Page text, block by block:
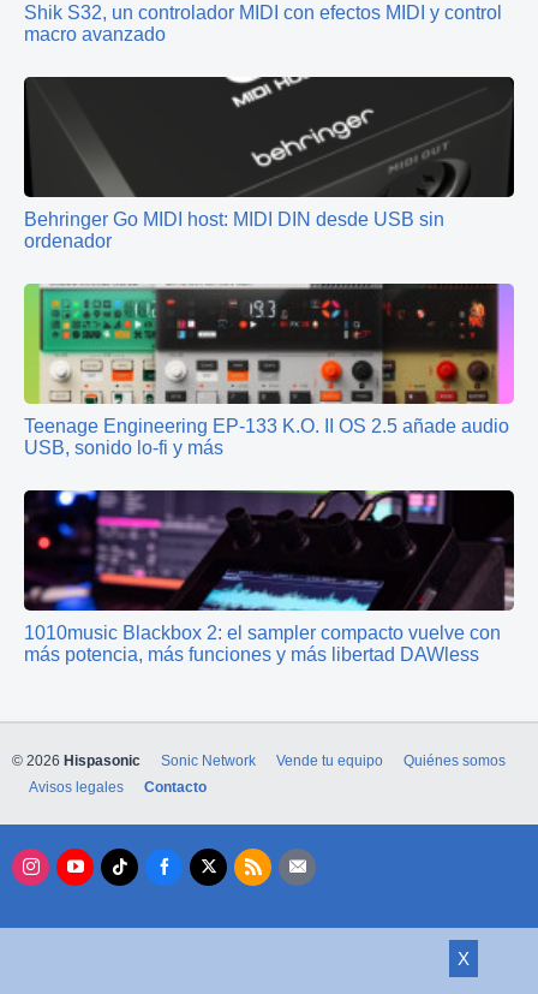
Shik S32, un controlador MIDI con efectos MIDI y control
macro avanzado
Behringer Go MIDI host: MIDI DIN desde USB sin
ordenador
Teenage Engineering EP‑133 K.O. II OS 2.5 añade audio
USB, sonido lo‑fi y más
1010music Blackbox 2: el sampler compacto vuelve con
más potencia, más funciones y más libertad DAWless
X
© 2026 Hispasonic Sonic Network Vende tu equipo
Quiénes somos
Avisos legales
Contacto